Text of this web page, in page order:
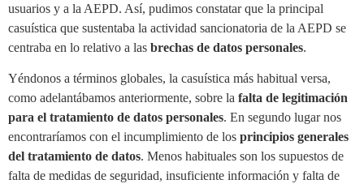
usuarios y a la AEPD. Así, pudimos constatar que la principal
casuística que sustentaba la actividad sancionatoria de la AEPD se
centraba en lo relativo a las brechas de datos personales.
Yéndonos a términos globales, la casuística más habitual versa,
como adelantábamos anteriormente, sobre la falta de legitimación
para el tratamiento de datos personales. En segundo lugar nos
encontraríamos con el incumplimiento de los principios generales
del tratamiento de datos. Menos habituales son los supuestos de
falta de medidas de seguridad, insuficiente información y falta de